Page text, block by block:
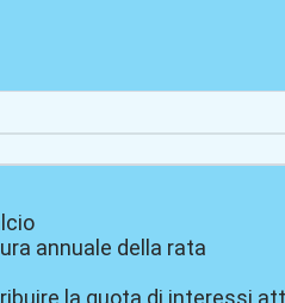
annuale della rata